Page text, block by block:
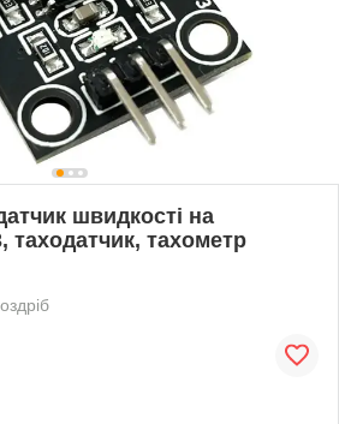
швидкості на
таходатчик, тахометр